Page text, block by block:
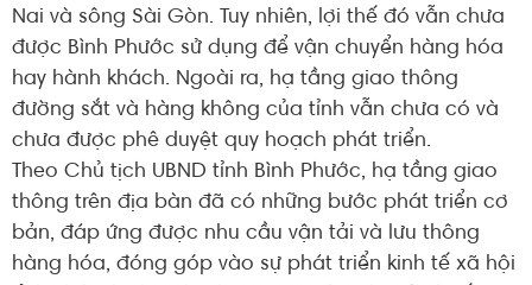
Nai và sông Sài Gòn. Tuy nhiên, lợi thế đó vẫn chưa
được Bình Phước sử dụng để vận chuyển hàng hóa
hay hành khách. Ngoài ra, hạ tầng giao thông
đường sắt và hàng không của tỉnh vẫn chưa có và
chưa được phê duyệt quy hoạch phát triển.
Theo Chủ tịch UBND tỉnh Bình Phước, hạ tầng giao
thông trên địa bàn đã có những bước phát triển cơ
bản, đáp ứng được nhu cầu vận tải và lưu thông
hàng hóa, đóng góp vào sự phát triển kinh tế xã hội